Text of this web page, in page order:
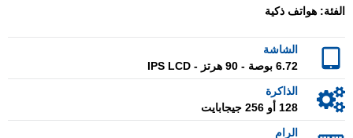
الفئة: هواتف ذكية
الشاشة
6.72 بوصة - 90 هرتز - IPS LCD
الذاكرة
128 أو 256 جيجابايت
الرام